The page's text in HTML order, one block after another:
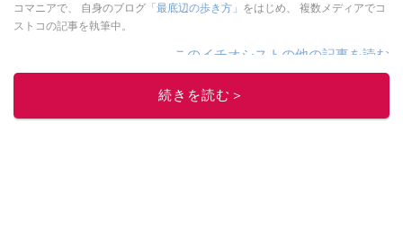
コマニアで、 自身のブログ 「最底辺の歩き方」 をはじめ、 複数メディアでコ
ストコの記事を執筆中。
このイチオシストの他の記事を読む
続きを読む＞